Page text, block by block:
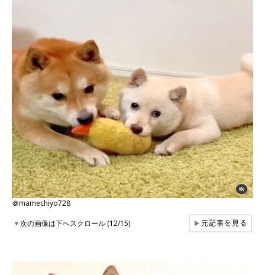
＠mamechiyo728
▼次の画像は下へスクロール (12/15) ▶元記事を見る